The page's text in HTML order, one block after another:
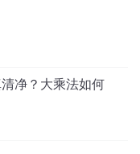
净？大乘法如何